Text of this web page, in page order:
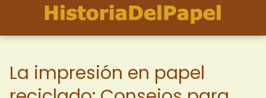
La impresión en papel